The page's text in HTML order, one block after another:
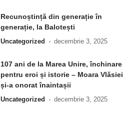
Recunoștință din generație în
generație, la Balotești
Uncategorized decembrie 3, 2025
107 ani de la Marea Unire, închinare
pentru eroi și istorie – Moara Vlăsiei
și-a onorat înaintașii
Uncategorized decembrie 3, 2025